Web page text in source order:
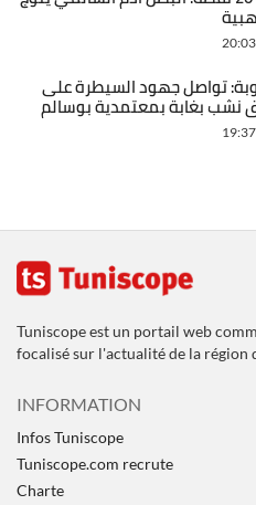
20:03
تواصل جهود السيطرة على
نشب بغابة بمعتمدية بوسالم
19:37
Tuniscope est un portail web
focalisé sur l'actualité de la région
INFORMATION
Infos Tuniscope
Tuniscope.com recrute
Charte